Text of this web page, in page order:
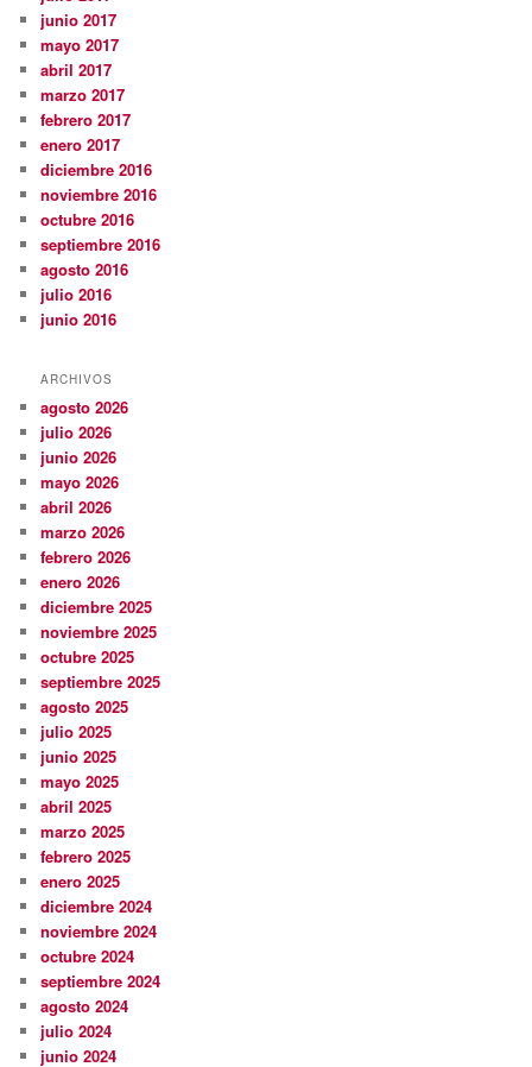
junio 2017
mayo 2017
abril 2017
marzo 2017
febrero 2017
enero 2017
diciembre 2016
noviembre 2016
octubre 2016
septiembre 2016
agosto 2016
julio 2016
junio 2016
ARCHIVOS
agosto 2026
julio 2026
junio 2026
mayo 2026
abril 2026
marzo 2026
febrero 2026
enero 2026
diciembre 2025
noviembre 2025
octubre 2025
septiembre 2025
agosto 2025
julio 2025
junio 2025
mayo 2025
abril 2025
marzo 2025
febrero 2025
enero 2025
diciembre 2024
noviembre 2024
octubre 2024
septiembre 2024
agosto 2024
julio 2024
junio 2024